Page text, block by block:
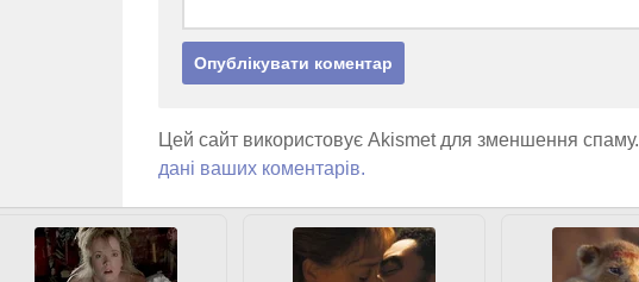
Цей сайт використовує Akismet для зменшення спаму.
дані ваших коментарів.